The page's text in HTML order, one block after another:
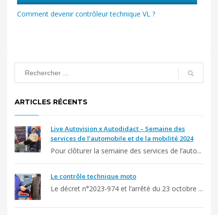
Comment devenir contrôleur technique VL ?
ARTICLES RÉCENTS
Live Autovision x Autodidact – Semaine des
services de l’automobile et de la mobilité 2024
Pour clôturer la semaine des services de l’auto...
Le contrôle technique moto
Le décret n°2023-974 et l’arrêté du 23 octobre ...